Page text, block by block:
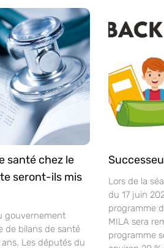
santé chez le
seront-ils mis
gouvernement
de bilans de santé
Les députés du
Lors de la
du 17 juin
programme
MILA sera
programme